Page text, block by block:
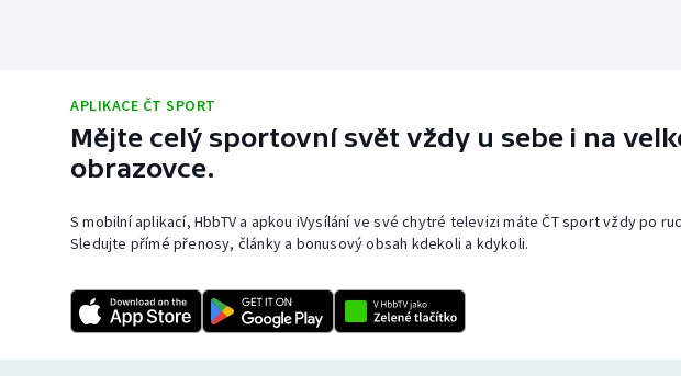
APLIKACE ČT SPORT
Mějte celý sportovní svět vždy u sebe i na
obrazovce.
S mobilní aplikací, HbbTV a apkou iVysílání ve své chytré televizi máte ČT sport vždy po
Sledujte přímé přenosy, články a bonusový obsah kdekoli a kdykoli.